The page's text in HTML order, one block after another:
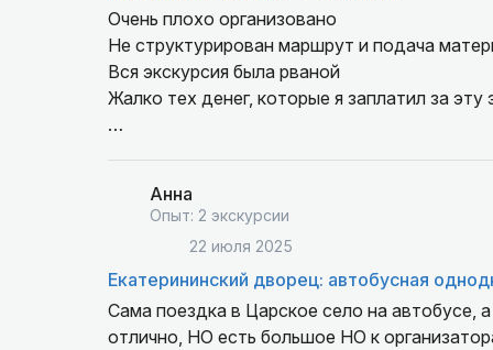
Очень плохо организовано
Не структурирован маршрут и подача
Вся экскурсия была рваной
Жалко тех денег, которые я заплатил за эту
Анна
Опыт: 2 экскурсии
22 июля 2025
Екатерининский дворец: автобусная
Сама поездка в Царское село на автобусе,
отлично, НО есть большое НО к